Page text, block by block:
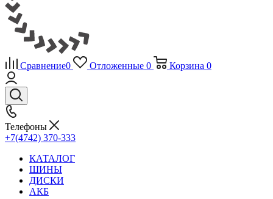
Сравнение0 Отложенные 0 Корзина 0
Телефоны
+7(4742) 370-333
КАТАЛОГ
ШИНЫ
ДИСКИ
АКБ